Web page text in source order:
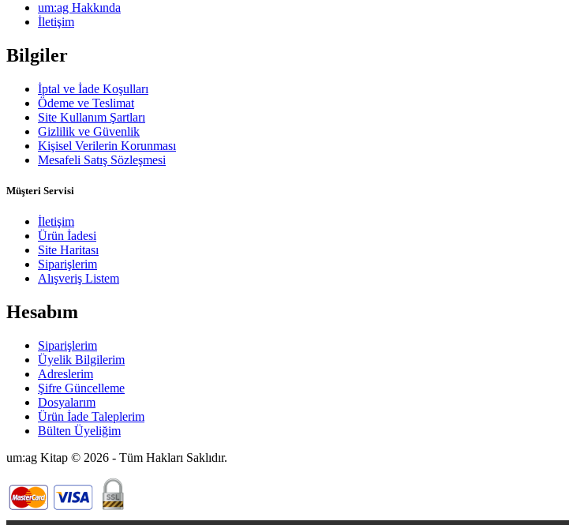
um:ag Hakkında
İletişim
Bilgiler
İptal ve İade Koşulları
Ödeme ve Teslimat
Site Kullanım Şartları
Gizlilik ve Güvenlik
Kişisel Verilerin Korunması
Mesafeli Satış Sözleşmesi
Müşteri Servisi
İletişim
Ürün İadesi
Site Haritası
Siparişlerim
Alışveriş Listem
Hesabım
Siparişlerim
Üyelik Bilgilerim
Adreslerim
Şifre Güncelleme
Dosyalarım
Ürün İade Taleplerim
Bülten Üyeliğim
um:ag Kitap © 2026 - Tüm Hakları Saklıdır.